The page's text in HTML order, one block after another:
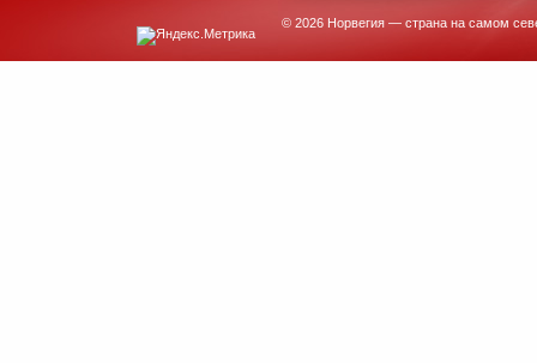
© 2026 Норвегия — страна на самом